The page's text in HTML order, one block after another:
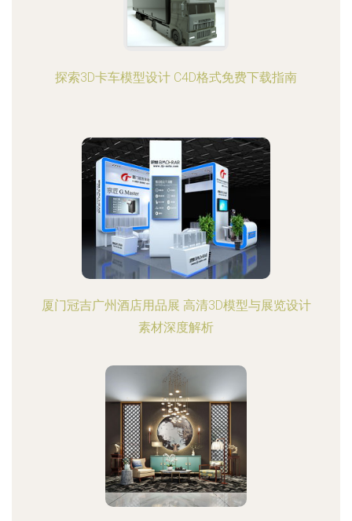
探索3D卡车模型设计 C4D格式免费下载指南
厦门冠吉广州酒店用品展 高清3D模型与展览设计
素材深度解析